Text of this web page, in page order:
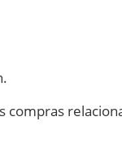
compras